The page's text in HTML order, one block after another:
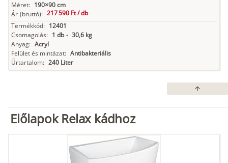
Méret: 190×90 cm
Ár (bruttó): 217 590 Ft /db
Termékkód: 12401
Csomagolás: 1 db - 30,6 kg
Anyag: Acryl
Felület és mintázat: Antibakteriális
Űrtartalom: 240 Liter
arrow_upward
Előlapok Relax kádhoz